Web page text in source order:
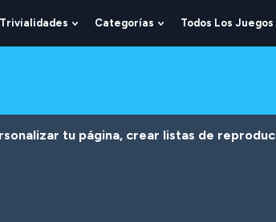
Trivialidades
Show
Submenu
Categorías
Show
Submenu
Todos Los Juegos
tu página, crear listas de